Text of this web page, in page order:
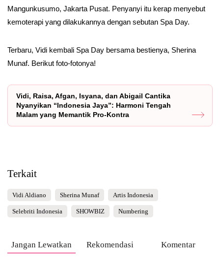
Mangunkusumo, Jakarta Pusat. Penyanyi itu kerap menyebut
kemoterapi yang dilakukannya dengan sebutan Spa Day.
Terbaru, Vidi kembali Spa Day bersama bestienya, Sherina
Munaf. Berikut foto-fotonya!
Vidi, Raisa, Afgan, Isyana, dan Abigail Cantika
Nyanyikan “Indonesia Jaya”: Harmoni Tengah
Malam yang Memantik Pro-Kontra
Terkait
Vidi Aldiano Sherina Munaf Artis Indonesia
Selebriti Indonesia SHOWBIZ Numbering
Jangan Lewatkan Rekomendasi Komentar